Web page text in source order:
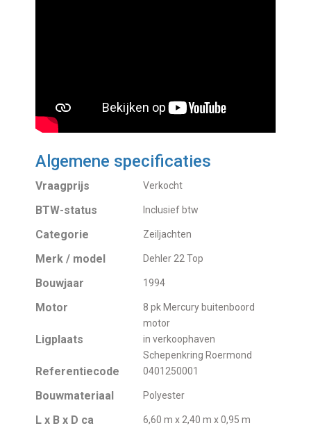
Algemene specificaties
Vraagprijs Verkocht
BTW-status Inclusief btw
Categorie Zeiljachten
Merk / model Dehler 22 Top
Bouwjaar 1994
Motor
8 pk Mercury buitenboord
motor
Ligplaats
in verkoophaven
Schepenkring Roermond
Referentiecode 0401250001
Bouwmateriaal Polyester
L x B x D ca 6,60 m x 2,40 m x 0,95 m